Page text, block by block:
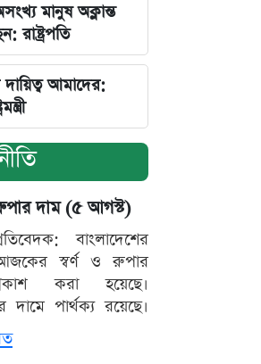
মানুষ অক্লান্ত
রাষ্ট্রপতি
আমাদের:
দাম (৫ আগস্ট)
বাংলাদেশের
স্বর্ণ ও রুপার
করা হয়েছে।
দামে পার্থক্য রয়েছে।